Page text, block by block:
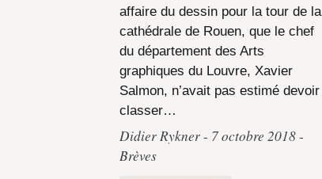
affaire du dessin pour la tour de la
cathédrale de Rouen, que le chef
du département des Arts
graphiques du Louvre, Xavier
Salmon, n’avait pas estimé devoir
classer…
Didier Rykner
7 octobre 2018
Brèves